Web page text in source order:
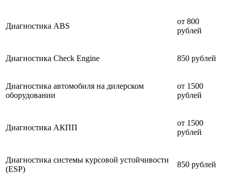
Диагностика ABS
от 800
рублей
Диагностика Check Engine 850 рублей
Диагностика автомобиля на дилерском
оборудовании
от 1500
рублей
Диагностика АКПП
от 1500
рублей
Диагностика системы курсовой устойчивости
(ESP)
850 рублей